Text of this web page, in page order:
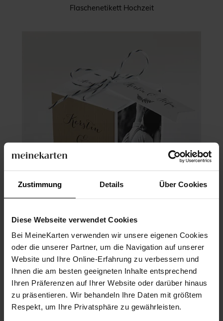
Zustimmung Details Über Cookies
Diese Webseite verwendet Cookies
Bei MeineKarten verwenden wir unsere eigenen Cookies
oder die unserer Partner, um die Navigation auf unserer
Website und Ihre Online-Erfahrung zu verbessern und
Ihnen die am besten geeigneten Inhalte entsprechend
Ihren Präferenzen auf Ihrer Website oder darüber hinaus
zu präsentieren. Wir behandeln Ihre Daten mit größtem
Respekt, um Ihre Privatsphäre zu gewährleisten.
Flaschenetikett Hochzeit
Geschenkbox Hochzeit